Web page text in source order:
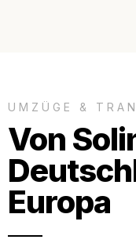
UMZÜGE &
Von
Europa